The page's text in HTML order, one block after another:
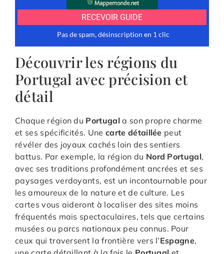
Découvrir les régions du
Portugal avec précision et
détail
Chaque région du Portugal a son propre charme
et ses spécificités. Unecarte détaillée peut
révéler des joyaux cachés loin des sentiers
battus. Par exemple, la région du Nord Portugal,
avec ses traditions profondément ancrées et ses
paysages verdoyants, est un incontournable pour
les amoureux de la nature et de culture. Les
cartes vous aideront à localiser des sites moins
fréquentés mais spectaculaires, tels que certains
musées ou parcs nationaux peu connus. Pour
ceux qui traversent la frontière vers l’Espagne,